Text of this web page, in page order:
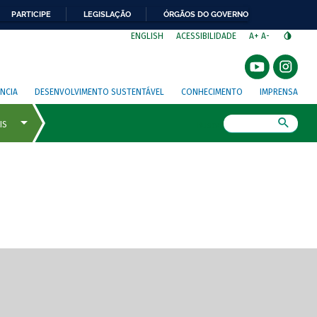
PARTICIPE LEGISLAÇÃO ÓRGÃOS DO GOVERNO
ENGLISH ACESSIBILIDADE A+ A-
DESENVOLVIMENTO SUSTENTÁVEL CONHECIMENTO IMPRENSA
de tela